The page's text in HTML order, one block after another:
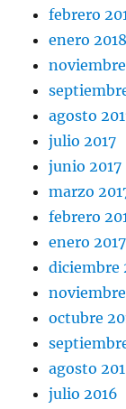
febrero
enero 2018
agosto
julio 2017
junio 2017
marzo
febrero
enero 2017
diciembre
octubre
agosto
julio 2016